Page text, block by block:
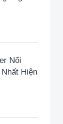
Nổi
Hiện